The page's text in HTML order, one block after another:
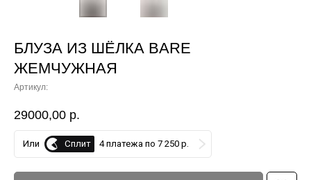
БЛУЗА ИЗ ШЁЛКА BARE
ЖЕМЧУЖНАЯ
Артикул:
29000,00 р.
Или Сплит 4 платежа по 7 250 р.